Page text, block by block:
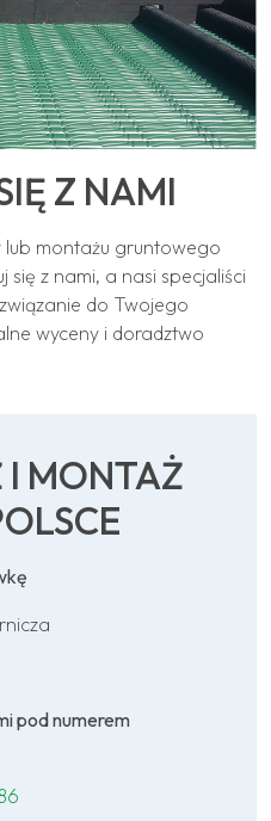
Z NAMI
montażu gruntowego
się z nami, a nasi specjaliści
do Twojego
wyceny i doradztwo
I MONTAŻ
pod numerem